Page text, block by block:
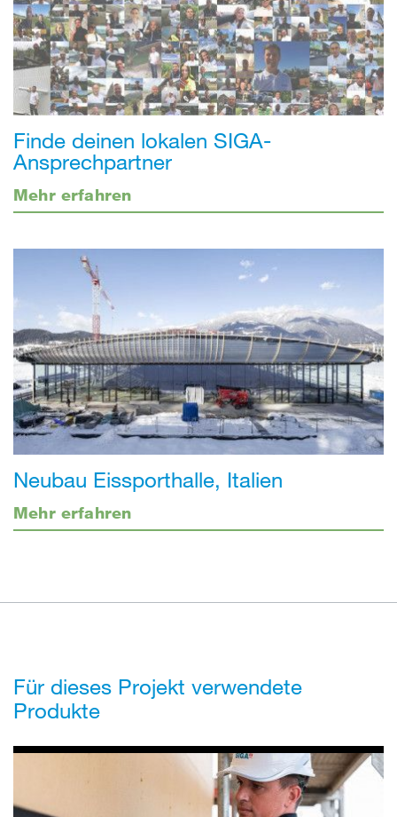
Finde deinen lokalen SIGA-
Ansprechpartner
Mehr erfahren
Neubau Eissporthalle, Italien
Mehr erfahren
Für dieses Projekt verwendete
Produkte